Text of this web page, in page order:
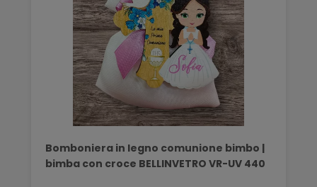
Bomboniera in legno comunione bimbo |
bimba con croce BELLINVETRO VR-UV 440